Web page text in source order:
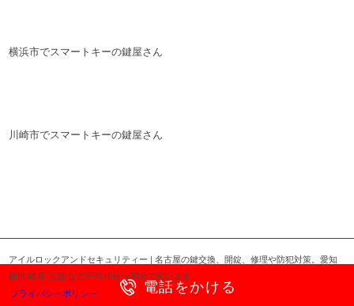
横浜市でスマートキーの鍵屋さん
川崎市でスマートキーの鍵屋さん
電話をかける
アイルロックアンドセキュリティー | 名古屋の鍵交換、開錠、修理や防犯対策。愛知
静岡 岐阜 三重 など平均10分〜30分で伺います。
プライバシーポリシー